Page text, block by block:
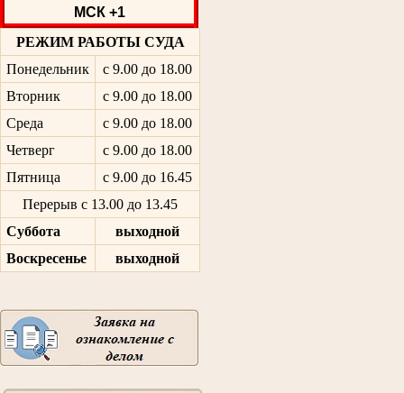
МСК +1
РЕЖИМ РАБОТЫ СУДА
Понедельник
с 9.00 до 18.00
Вторник
с 9.00 до 18.00
Среда
с 9.00 до 18.00
Четверг
с 9.00 до 18.00
Пятница
с 9.00 до 16.45
Перерыв с 13.00 до 13.45
Суббота
выходной
Воскресенье
выходной